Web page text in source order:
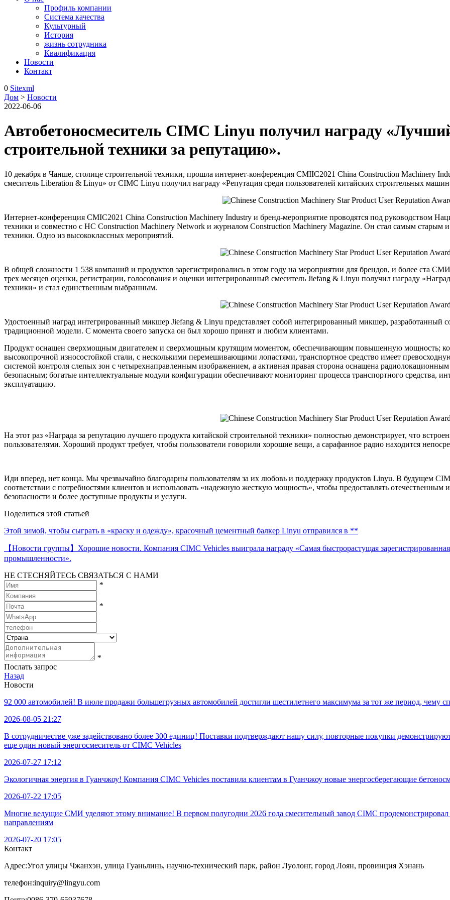
Профиль компании
Система качества
Культурный
История
жизнь сотрудника
Квалификация
Новости
Контакт
0 Sitexml
Дом > Новости
2022-06-06
Автобетоносмеситель CIMC Linyu получил награду
строительной техники за репутацию».
10 декабря в Чанше, столице строительной техники, прошла интернет-конференция CMIIC2021 China Construction Machinery
смеситель Liberation & Linyu» от CIMC Linyu получил награду «Репутация среди пользователей китайских строительных
Интернет-конференция CMIC2021 China Construction Machinery Industry и бренд-мероприятие проводятся под руководством
техники и совместно с HC Construction Machinery Network и журналом Construction Machinery Magazine. Он стал самым старым
техники. Одно из высококлассных мероприятий.
В общей сложности 1 538 компаний и продуктов зарегистрировались в этом году на мероприятии для брендов, и более ста
трех месяцев оценки, регистрации, голосования и оценки интегрированный смеситель Jiefang & Linyu получил награду
техники» и стал единственным выбранным.
Удостоенный наград интегрированный микшер Jiefang & Linyu представляет собой интегрированный микшер, разработанный
традиционной модели. С момента своего запуска он был хорошо принят и любим клиентами.
Продукт оснащен сверхмощным двигателем и сверхмощным крутящим моментом, обеспечивающим повышенную мощность;
высокопрочной износостойкой стали, с несколькими перемешивающими лопастями, транспортное средство имеет
системой контроля слепых зон с четырехнаправленным изображением, а активная правая сторона оснащена
безопасным; богатые интеллектуальные модули конфигурации обеспечивают мониторинг процесса транспортного средства,
эксплуатацию.
На этот раз «Награда за репутацию лучшего продукта китайской строительной техники» полностью демонстрирует, что
пользователями. Хороший продукт требует, чтобы пользователи говорили хорошие вещи, а сарафанное радио находится
Иди вперед, нет конца. Мы чрезвычайно благодарны пользователям за их любовь и поддержку продуктов Linyu. В будущем
соответствии с потребностями клиентов и использовать «надежную жесткую мощность», чтобы предоставлять
безопасности и более доступные продукты и услуги.
Поделиться этой статьей
Этой зимой, чтобы сыграть в «краску и одежду», красочный цементный балкер Linyu отправился в **
【Новости группы】Хорошие новости. Компания CIMC Vehicles выиграла награду «Самая быстрорастущая
промышленности».
НЕ СТЕСНЯЙТЕСЬ СВЯЗАТЬСЯ С НАМИ
*
*
*
Послать запрос
Назад
Новости
92 000 автомобилей! В июле продажи большегрузных автомобилей достигли шестилетнего максимума за тот же период, чему
2026-08-05 21:27
В сотрудничестве уже задействовано более 300 единиц! Поставки подтверждают нашу силу, повторные покупки
еще один новый энергосмеситель от CIMC Vehicles
2026-07-27 17:12
Экологичная энергия в Гуанчжоу! Компания CIMC Vehicles поставила клиентам в Гуанчжоу новые энергосберегающие
2026-07-22 17:05
Многие ведущие СМИ уделяют этому внимание! В первом полугодии 2026 года смесительный завод CIMC продемонстрировал
направлениям
2026-07-20 17:05
Контакт
Адрес:Угол улицы Чжанхэн, улица Гуаньлинь, научно-технический парк, район Луолонг, город Лоян, провинция Хэнань
телефон:inquiry@lingyu.com